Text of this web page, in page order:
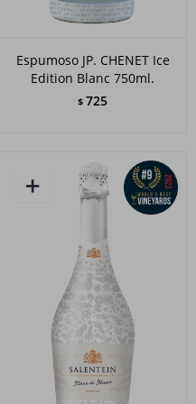
Espumoso JP. CHENET Ice
Edition Blanc 750ml.
$ 725